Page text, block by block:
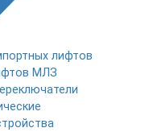
лифтов
МЛЗ